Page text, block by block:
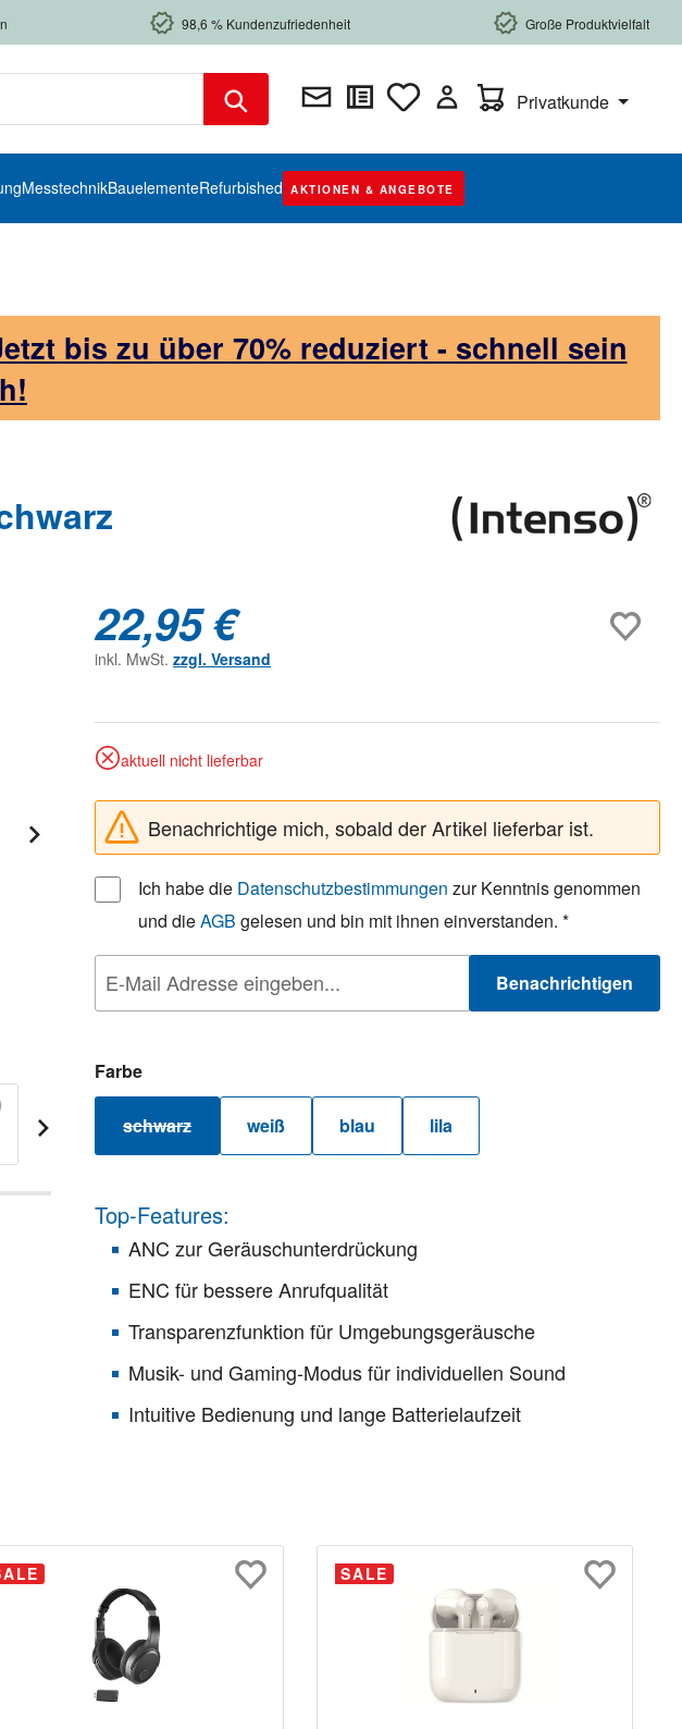
98,6 % Kundenzufriedenheit Große Produktvielfalt
Warenkorb enthält 0
Privatkunde
MesstechnikBauelementeRefurbished AKTIONEN & ANGEBOTE
bis zu über 70% reduziert - schnell sein
22,95 €
inkl. MwSt. zzgl. Versand
aktuell nicht lieferbar
Benachrichtige mich, sobald der Artikel lieferbar ist.
Ich habe die Datenschutzbestimmungen zur Kenntnis genommen
und dieAGB gelesen und bin mit ihnen einverstanden. *
Benachrichtigen
Farbeauswählen
schwarz(Diese Option ist zurzeit nicht verfügbar.)
weiß blau lila
Top-Features:
ANC zur Geräuschunterdrückung
ENC für bessere Anrufqualität
Transparenzfunktion für Umgebungsgeräusche
Musik- und Gaming-Modus für individuellen Sound
Intuitive Bedienung und lange Batterielaufzeit
SALE